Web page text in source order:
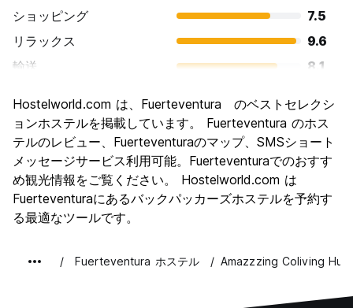
ショッピング
7.5
リラックス
9.6
輸送
8.1
文化
6.8
ナイトライフ
8.6
コストパフォーマンス
9.2
Hostelworld.com は、Fuerteventura のベストセレクシ
ョンホステルを掲載しています。 Fuerteventura のホス
テルのレビュー、Fuerteventuraのマップ、SMSショート
メッセージサービス利用可能。Fuerteventuraでのおすす
め観光情報をご覧ください。 Hostelworld.com は
Fuerteventuraにあるバックパッカーズホステルを予約す
る最適なツールです。
Fuerteventura ホステル Amazzzing Coliving Hub